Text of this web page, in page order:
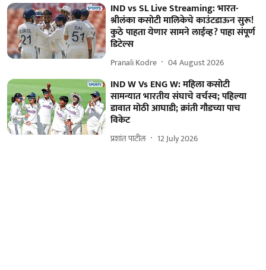
IND vs SL Live Streaming: भारत-
श्रीलंका कसोटी मालिकेचे काउंटडाऊन सुरू!
कुठे पाहता येणार सामने लाईव्ह? पाहा संपूर्ण
डिटेल्स
Pranali Kodre 04 August 2026
IND W Vs ENG W: महिला कसोटी
सामन्यात भारतीय संघाचे वर्चस्व; पहिल्या
डावात मोठी आघाडी; क्रांती गौडच्या पाच
विकेट
प्रशांत पाटील 12 July 2026